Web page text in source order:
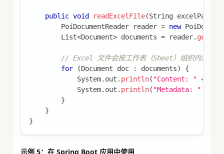
public void readExcelFile(String excelPath
PoiDocumentReader reader = new
List<Document> documents = reader. get
// Excel 文件会按工作表（Sheet）组织内容
for
(Document doc : documents)
{
System. out . println( "Content: " +
System. out . println( "Metadata: "
}
}
}
示例 5：在 Spring Boot 应用中使用